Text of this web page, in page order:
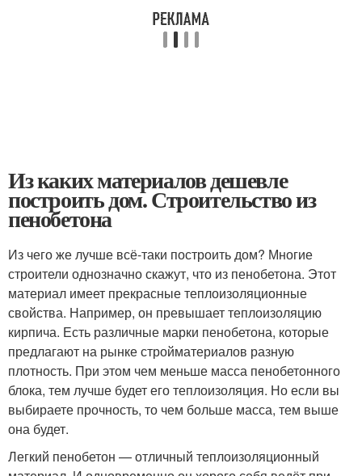
Из каких материалов дешевле
построить дом. Строительство из
пенобетона
Из чего же лучше всё-таки построить дом? Многие
строители однозначно скажут, что из пенобетона. Этот
материал имеет прекрасные теплоизоляционные
свойства. Например, он превышает теплоизоляцию
кирпича. Есть различные марки пенобетона, которые
предлагают на рынке стройматериалов разную
плотность. При этом чем меньше масса пенобетонного
блока, тем лучше будет его теплоизоляция. Но если вы
выбираете прочность, то чем больше масса, тем выше
она будет.
Легкий пенобетон — отличный теплоизоляционный